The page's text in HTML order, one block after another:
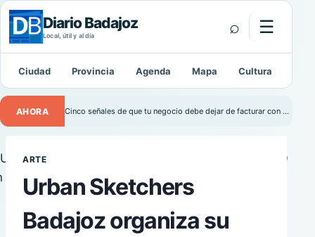
Diario Badajoz
Local, útil y al día ⌕ ☰Abrir
Buscar:
Ciudad Provincia Agenda Mapa Cultura
AHORA Cinco señales de que tu negocio debe dejar de facturar con Excel
ARTE
Urban Sketchers
Badajoz organiza su